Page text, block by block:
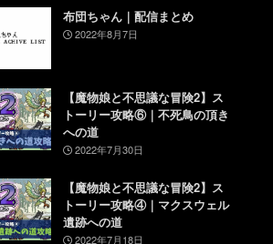
布団ちゃん｜配信まとめ
2022年8月7日
【魔物娘と不思議な冒険2】ス
トーリー攻略⑥｜不死鳥の頂き
への道
2022年7月30日
【魔物娘と不思議な冒険2】ス
トーリー攻略④｜マクスウェル
遺跡への道
2022年7月18日